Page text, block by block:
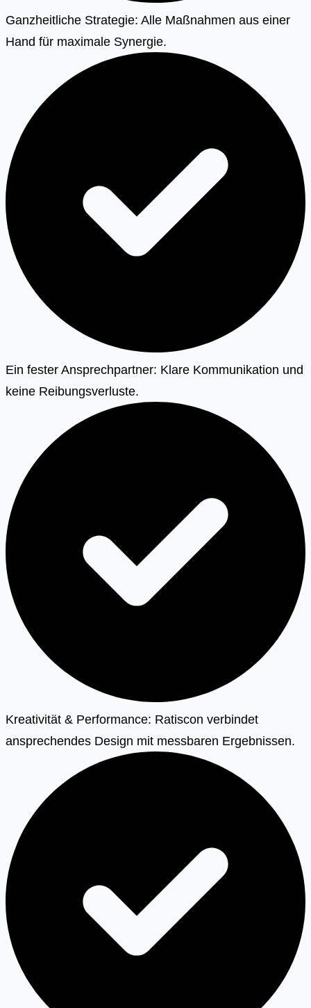
Ganzheitliche Strategie: Alle Maßnahmen aus einer
Hand für maximale Synergie.
Ein fester Ansprechpartner: Klare Kommunikation und
keine Reibungsverluste.
Kreativität & Performance: Ratiscon verbindet
ansprechendes Design mit messbaren Ergebnissen.